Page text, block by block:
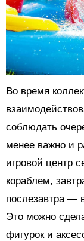
Во время
соблюдать
менее важно и
игровой центр
кораблем,
послезавтра —
Это можно
фигурок и